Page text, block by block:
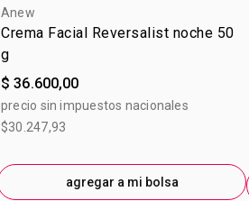
Anew
Crema Facial Reversalist noche 50
g
$ 36.600,00
precio sin impuestos nacionales
$30.247,93
agregar a mi bolsa